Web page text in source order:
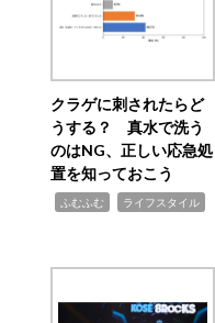
クラゲに刺されたらど
うする？ 真水で洗う
のはNG、正しい応急処
置を知っておこう
ふむふむ ライフスタイル